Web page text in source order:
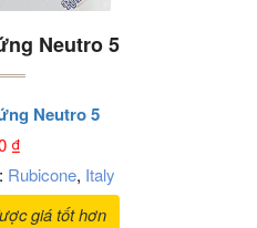
Neutro 5
Neutro 5
₫
Rubicone, Italy
giá tốt hơn